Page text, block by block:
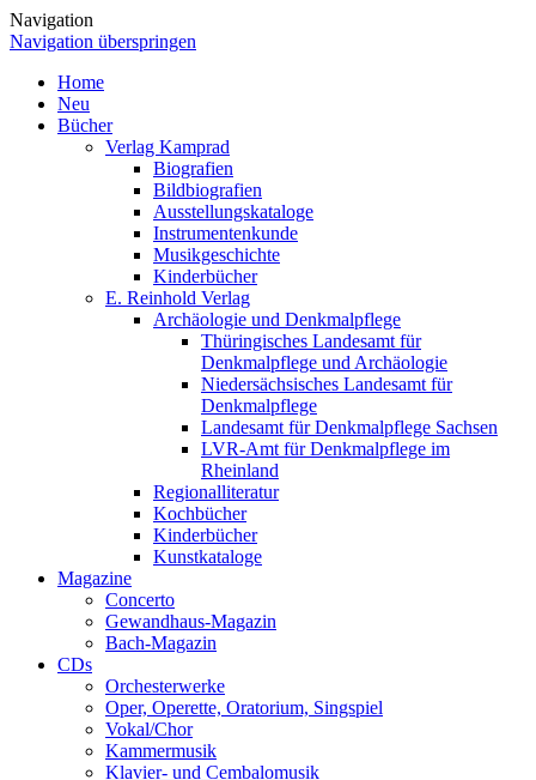
Navigation
Navigation überspringen
Home
Neu
Bücher
Verlag Kamprad
Biografien
Bildbiografien
Ausstellungskataloge
Instrumentenkunde
Musikgeschichte
Kinderbücher
E. Reinhold Verlag
Archäologie und Denkmalpflege
Thüringisches Landesamt für
Denkmalpflege und Archäologie
Niedersächsisches Landesamt für
Denkmalpflege
Landesamt für Denkmalpflege Sachsen
LVR-Amt für Denkmalpflege im
Rheinland
Regionalliteratur
Kochbücher
Kinderbücher
Kunstkataloge
Magazine
Concerto
Gewandhaus-Magazin
Bach-Magazin
CDs
Orchesterwerke
Oper, Operette, Oratorium, Singspiel
Vokal/Chor
Kammermusik
Klavier- und Cembalomusik